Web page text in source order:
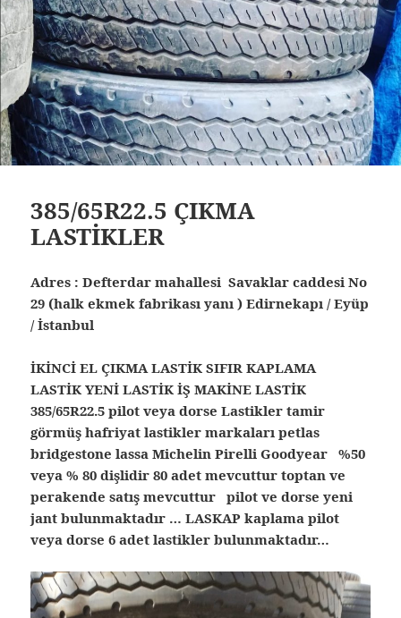
385/65R22.5 ÇIKMA
LASTİKLER
Adres : Defterdar mahallesi Savaklar caddesi No
29 (halk ekmek fabrikası yanı ) Edirnekapı / Eyüp
/ İstanbul
İKİNCİ EL ÇIKMA LASTİK SIFIR KAPLAMA
LASTİK YENİ LASTİK İŞ MAKİNE LASTİK
385/65R22.5 pilot veya dorse Lastikler tamir
görmüş hafriyat lastikler markaları petlas
bridgestone lassa Michelin Pirelli Goodyear %50
veya % 80 dişlidir 80 adet mevcuttur toptan ve
perakende satış mevcuttur pilot ve dorse yeni
jant bulunmaktadır … LASKAP kaplama pilot
veya dorse 6 adet lastikler bulunmaktadır…